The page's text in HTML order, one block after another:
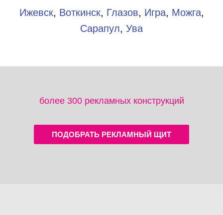
Ижевск, Воткинск, Глазов, Игра, Можга,
Сарапул, Ува
более 300 рекламных конструкций
ПОДОБРАТЬ РЕКЛАМНЫЙ ЩИТ